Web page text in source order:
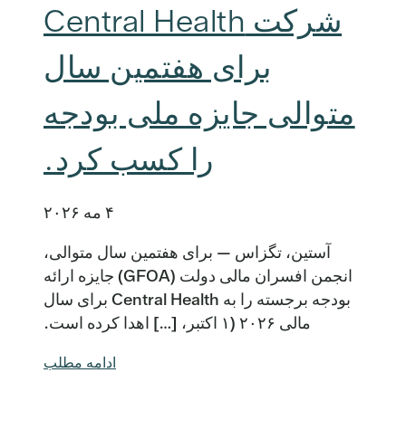
شرکت Central Health
برای هفتمین سال
متوالی جایزه ملی بودجه
را کسب کرد.
۴ مه ۲۰۲۶
آستین، تگزاس — برای هفتمین سال متوالی،
انجمن افسران مالی دولت (GFOA) جایزه ارائه
بودجه برجسته را به Central Health برای سال
مالی ۲۰۲۶ (۱ اکتبر، […] اهدا کرده است.
ادامه مطلب